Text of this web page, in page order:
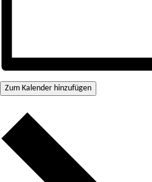
Zum Kalender hinzufügen